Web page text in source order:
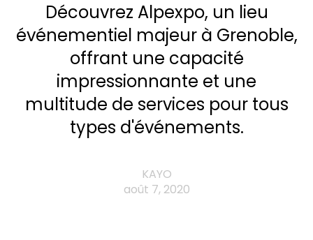
Découvrez Alpexpo, un lieu
événementiel majeur à Grenoble,
offrant une capacité
impressionnante et une
multitude de services pour tous
types d'événements.
KAYO
août 7, 2020